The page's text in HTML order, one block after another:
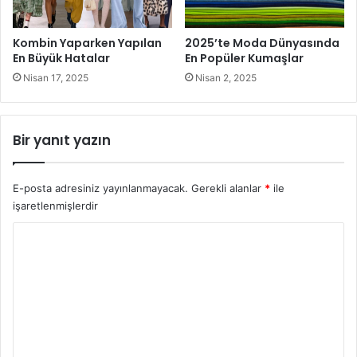
renginden olsun.
Kadın Gömlek Kombinleri
kendinize göre uyarlayabilirsiniz.
Kombin Yaparken Yapılan
En Büyük Hatalar
Nisan 17, 2025
2025’te Moda Dünyasında
En Popüler Kumaşlar
Nisan 2, 2025
Bir yanıt yazın
E-posta adresiniz yayınlanmayacak. Gerekli alanlar * ile
işaretlenmişlerdir